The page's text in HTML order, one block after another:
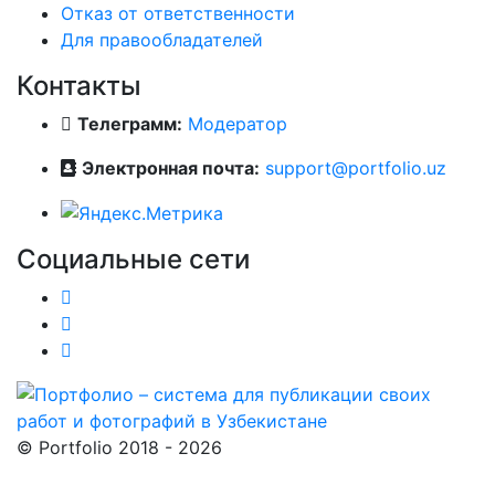
Отказ от ответственности
Для правообладателей
Контакты
Телеграмм: Модератор
Электронная почта: support@portfolio.uz
Социальные сети
© Portfolio 2018 - 2026